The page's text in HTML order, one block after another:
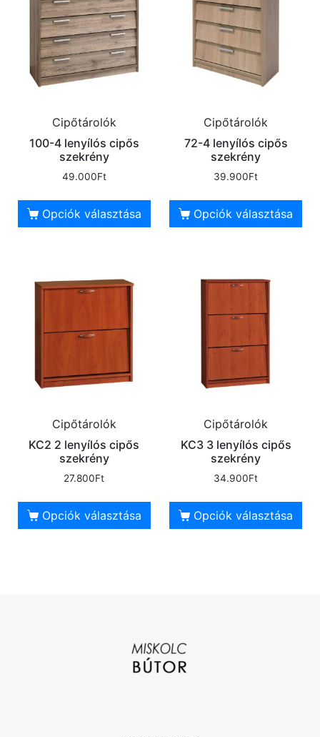
Cipőtárolók
100-4 lenyílós cipős
szekrény
49.000Ft
Opciók választása
Cipőtárolók
72-4 lenyílós cipős
szekrény
39.900Ft
Opciók választása
Cipőtárolók
KC2 2 lenyílós cipős
szekrény
27.800Ft
Opciók választása
Cipőtárolók
KC3 3 lenyílós cipős
szekrény
34.900Ft
Opciók választása